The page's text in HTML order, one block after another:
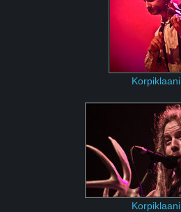
Korpiklaani
Korpiklaani